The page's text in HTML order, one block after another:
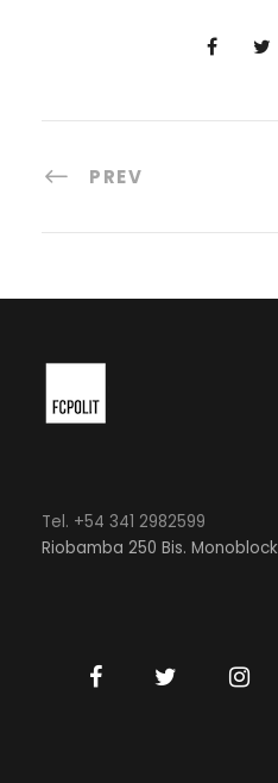
PREV
Tel. +54 341 2982599
Riobamba 250 Bis. Monoblock